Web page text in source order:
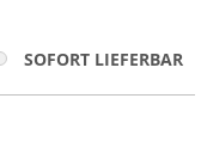
SOFORT LIEFERBAR